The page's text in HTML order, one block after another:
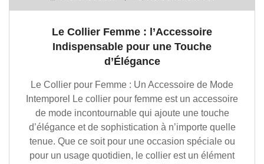
Le Collier Femme : l’Accessoire
Indispensable pour une Touche
d’Élégance
Le Collier pour Femme : Un Accessoire de Mode
Intemporel Le collier pour femme est un accessoire
de mode incontournable qui ajoute une touche
d’élégance et de sophistication à n’importe quelle
tenue. Que ce soit pour une occasion spéciale ou
pour un usage quotidien, le collier est un élément